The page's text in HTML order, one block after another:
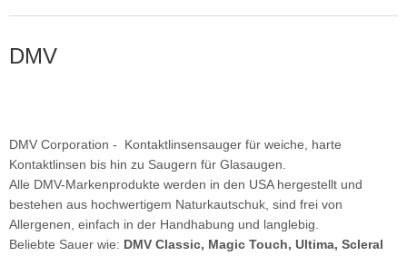
DMV
DMV Corporation - Kontaktlinsensauger für weiche, harte
Kontaktlinsen bis hin zu Saugern für Glasaugen.
Alle DMV-Markenprodukte werden in den USA hergestellt und
bestehen aus hochwertigem Naturkautschuk, sind frei von
Allergenen, einfach in der Handhabung und langlebig.
Beliebte Sauer wie: DMV Classic, Magic Touch, Ultima, Scleral